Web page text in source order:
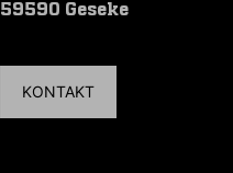
59590 Geseke
KONTAKT